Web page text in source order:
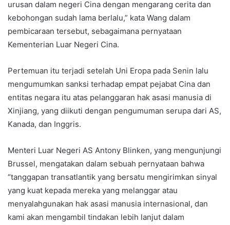
urusan dalam negeri Cina dengan mengarang cerita dan
kebohongan sudah lama berlalu,” kata Wang dalam
pembicaraan tersebut, sebagaimana pernyataan
Kementerian Luar Negeri Cina.
Pertemuan itu terjadi setelah Uni Eropa pada Senin lalu
mengumumkan sanksi terhadap empat pejabat Cina dan
entitas negara itu atas pelanggaran hak asasi manusia di
Xinjiang, yang diikuti dengan pengumuman serupa dari AS,
Kanada, dan Inggris.
Menteri Luar Negeri AS Antony Blinken, yang mengunjungi
Brussel, mengatakan dalam sebuah pernyataan bahwa
“tanggapan transatlantik yang bersatu mengirimkan sinyal
yang kuat kepada mereka yang melanggar atau
menyalahgunakan hak asasi manusia internasional, dan
kami akan mengambil tindakan lebih lanjut dalam